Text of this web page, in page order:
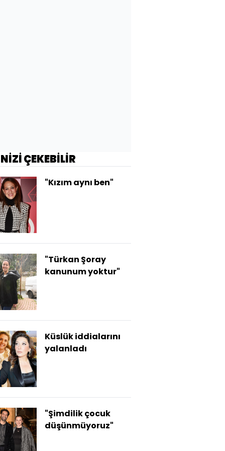
ÇEKEBİLİR
"Kızım aynı ben"
"Türkan Şoray
kanunum yoktur"
Küslük iddialarını
yalanladı
"Şimdilik çocuk
düşünmüyoruz"